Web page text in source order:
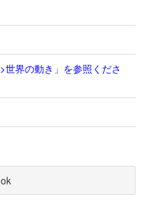
界の動き」を参照くださ